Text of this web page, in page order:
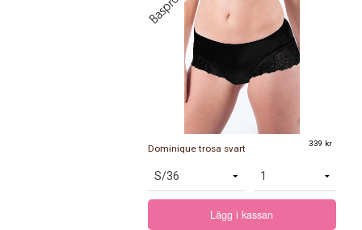
Dominique trosa svart 339 kr
Lägg i kassan